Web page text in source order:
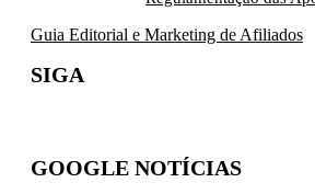
Guia Editorial e Marketing de Afiliados
SIGA
GOOGLE NOTÍCIAS